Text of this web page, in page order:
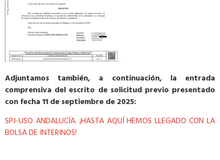
Adjuntamos también, a continuación, la entrada
comprensiva del escrito de solicitud previo presentado
con fecha 11 de septiembre de 2025:
SPJ-USO ANDALUCÍA. ¡HASTA AQUÍ HEMOS LLEGADO CON LA
BOLSA DE INTERINOS!